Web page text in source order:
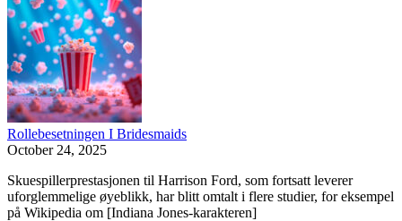
Rollebesetningen I Bridesmaids
October 24, 2025
Skuespillerprestasjonen til Harrison Ford, som fortsatt leverer
uforglemmelige øyeblikk, har blitt omtalt i flere studier, for eksempel
på Wikipedia om [Indiana Jones-karakteren]